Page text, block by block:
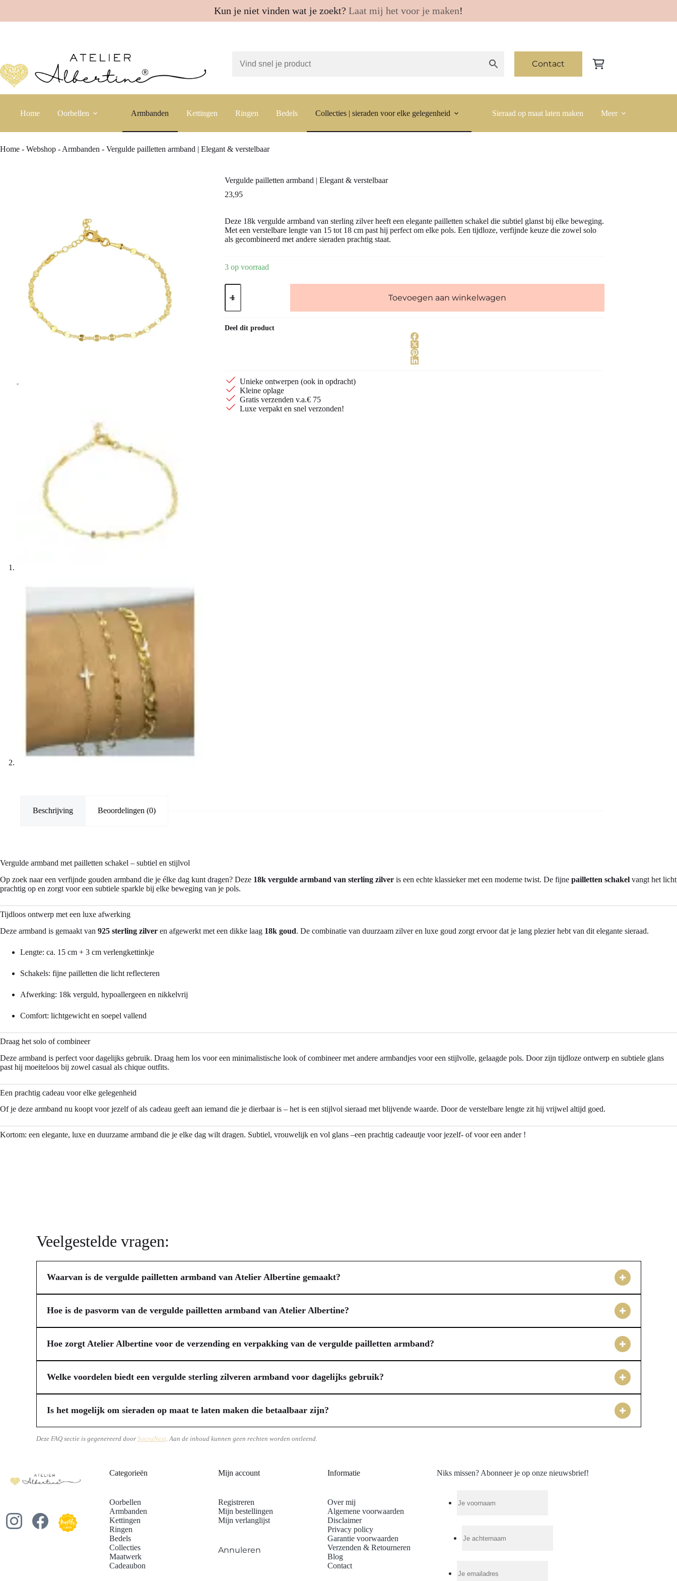
Kun je niet vinden wat je zoekt? Laat mij het voor je maken!
inhoud
Contact Winkelwagen
Home Oorbellen Armbanden Kettingen Ringen Bedels Collecties | sieraden voor elke gelegenheid Sieraad op maat laten maken Meer
Home - Webshop - Armbanden - Vergulde pailletten armband | Elegant & verstelbaar
Vergulde pailletten armband | Elegant & verstelbaar
23,95
Deze 18k vergulde armband van sterling zilver heeft een elegante pailletten schakel die subtiel glanst bij elke beweging.
Met een verstelbare lengte van 15 tot 18 cm past hij perfect om elke pols. Een tijdloze, verfijnde keuze die zowel solo
als gecombineerd met andere sieraden prachtig staat.
3 op voorraad
Vergulde
pailletten
|
&
Toevoegen aan winkelwagen
Deel dit product
Unieke ontwerpen (ook in opdracht)
Kleine oplage
Gratis verzenden v.a.€ 75
Luxe verpakt en snel verzonden!
Beschrijving Beoordelingen (0)
Vergulde armband met pailletten schakel – subtiel en stijlvol
Op zoek naar een verfijnde gouden armband die je élke dag kunt dragen? Deze 18k vergulde armband van sterling zilver is een echte klassieker met een moderne twist. De fijne pailletten schakel vangt het licht
prachtig op en zorgt voor een subtiele sparkle bij elke beweging van je pols.
Tijdloos ontwerp met een luxe afwerking
Deze armband is gemaakt van 925 sterling zilver en afgewerkt met een dikke laag 18k goud. De combinatie van duurzaam zilver en luxe goud zorgt ervoor dat je lang plezier hebt van dit elegante sieraad.
Lengte: ca. 15 cm + 3 cm verlengkettinkje
Schakels: fijne pailletten die licht reflecteren
Afwerking: 18k verguld, hypoallergeen en nikkelvrij
Comfort: lichtgewicht en soepel vallend
Draag het solo of combineer
Deze armband is perfect voor dagelijks gebruik. Draag hem los voor een minimalistische look of combineer met andere armbandjes voor een stijlvolle, gelaagde pols. Door zijn tijdloze ontwerp en subtiele glans
past hij moeiteloos bij zowel casual als chique outfits.
Een prachtig cadeau voor elke gelegenheid
Of je deze armband nu koopt voor jezelf of als cadeau geeft aan iemand die je dierbaar is – het is een stijlvol sieraad met blijvende waarde. Door de verstelbare lengte zit hij vrijwel altijd goed.
Kortom: een elegante, luxe en duurzame armband die je elke dag wilt dragen. Subtiel, vrouwelijk en vol glans –een prachtig cadeautje voor jezelf- of voor een ander !
Veelgestelde vragen:
Waarvan is de vergulde pailletten armband van Atelier Albertine gemaakt?
De vergulde pailletten armband van Atelier Albertine is vervaardigd uit hoogwaardig 925 sterling zilver, afgewerkt met een royale laag 18k goud. Dit zorgt voor een duurzame en luxe
combinatie van deze materialen garandeert dat jouw armband zijn glans en kwaliteit behoudt, en bijdraagt aan een comfortabele en veilige draagervaring.
Hoe is de pasvorm van de vergulde pailletten armband van Atelier Albertine?
De vergulde pailletten armband van Atelier Albertine is ontworpen voor jouw comfort en veelzijdigheid. De armband heeft een verstelbare lengte van ongeveer 15 tot 18 centimeter,
dankzij een handig verlengkettinkje. Hierdoor past hij soepel om vrijwel elke pols en kun jij de pasvorm eenvoudig aanpassen aan jouw voorkeur. Dit lichtgewicht sieraad voelt prettig
aan en kun je zowel op zichzelf dragen voor een minimalistische look, als combineren met andere armbanden voor jouw unieke gelaagde stijl. Heb je specifieke wensen? Dan kan
Atelier Albertine ook een sieraad op maat voor jou creëren.
Hoe zorgt Atelier Albertine voor de verzending en verpakking van de vergulde pailletten armband?
Atelier Albertine besteedt veel zorg aan de verzending en verpakking van jouw vergulde pailletten armband. Elk sieraad wordt luxe verpakt, wat het uitpakken tot een speciale ervaring
bestellingen vanaf €75 profiteer je zelfs van gratis verzending, een extra service om jouw aankoop zo aangenaam mogelijk te maken.
Welke voordelen biedt een vergulde sterling zilveren armband voor dagelijks gebruik?
Een vergulde sterling zilveren armband combineert de duurzaamheid van sterling zilver met de luxe uitstraling van goud, wat het een uitstekende keuze maakt voor jouw dagelijks
gebruik. De dikke gouden laag zorgt voor een langdurige glans en bescherming. Bovendien is sterling zilver, zeker wanneer hypoallergeen en nikkelvrij afgewerkt, comfortabel voor
jouw gevoelige huid. De veelzijdigheid van het ontwerp maakt het eenvoudig te combineren met diverse outfits, van casual tot chic, en het is een tijdloos sieraad dat bestand is tegen de
eisen van jouw alledaagse activiteiten.
Is het mogelijk om sieraden op maat te laten maken die betaalbaar zijn?
Absoluut, het is zeker mogelijk om sieraden op maat te laten maken die aansluiten bij jouw persoonlijke wensen én budget. Veel mensen denken dat maatwerk duur is, maar bij een
atelier kun je samen materialen en ontwerpen kiezen die passen binnen jouw mogelijkheden. Dit maakt unieke, persoonlijke sieraden toegankelijk. Het doel is om een sieraad te creëren
Deze FAQ sectie is gegenereerd door SocraNext. Aan de inhoud kunnen geen rechten worden ontleend.
Categorieën
Oorbellen
Armbanden
Kettingen
Ringen
Bedels
Collecties
Maatwerk
Cadeaubon
Mijn account
Registreren
Mijn bestellingen
Mijn verlanglijst
Annuleren
Informatie
Over mij
Algemene voorwaarden
Disclaimer
Privacy policy
Garantie voorwaarden
Verzenden & Retourneren
Blog
Contact
Niks missen? Abonneer je op onze nieuwsbrief!